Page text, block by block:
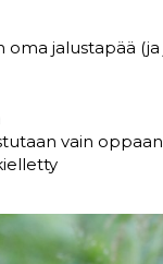
oma jalustapää (ja
vain